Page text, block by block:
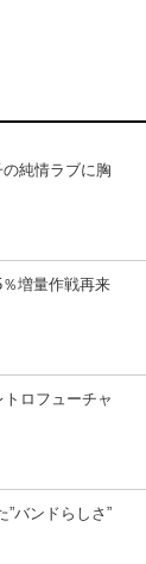
純情ラブに胸
増量作戦再来
ロフューチャ
バンドらしさ”